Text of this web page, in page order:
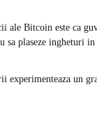
ale Bitcoin este ca
sa plaseze ingheturi
experimenteaza un